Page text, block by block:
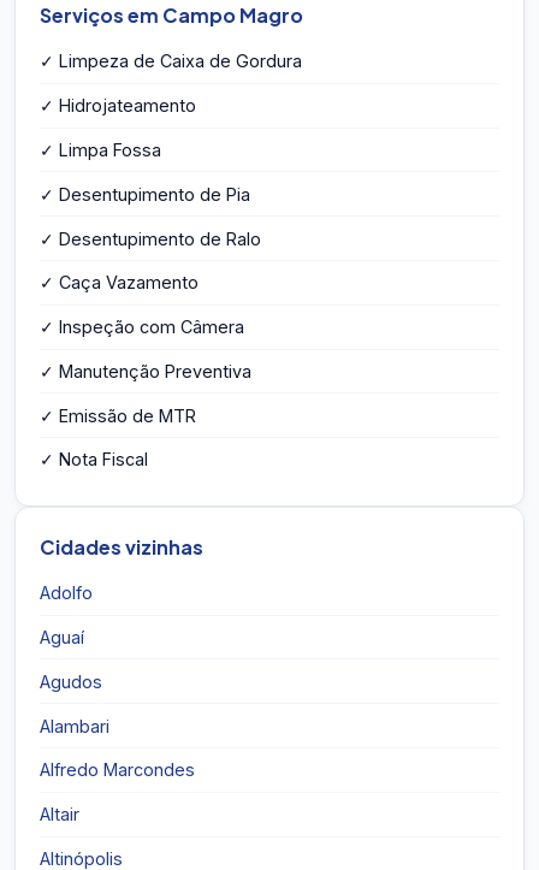
Serviços em Campo Magro
✓ Limpeza de Caixa de Gordura
✓ Hidrojateamento
✓ Limpa Fossa
✓ Desentupimento de Pia
✓ Desentupimento de Ralo
✓ Caça Vazamento
✓ Inspeção com Câmera
✓ Manutenção Preventiva
✓ Emissão de MTR
✓ Nota Fiscal
Cidades vizinhas
Adolfo
Aguaí
Agudos
Alambari
Alfredo Marcondes
Altair
Altinópolis